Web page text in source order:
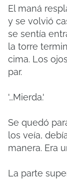
El maná
y se volvió
se sentía
la torre
cima. Los
par.
'…Mierda.'
Se quedó
los veía,
manera. Era
La parte